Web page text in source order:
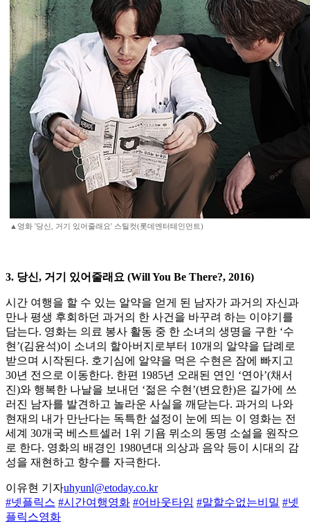
▲영화 '당신, 거기 있어줄래요' 스틸컷(롯데엔터테인먼트)
3. 당신, 거기 있어줄래요 (Will You Be There?, 2016)
시간 여행을 할 수 있는 알약을 얻게 된 남자가 과거의 자신과
만나 평생 후회하던 과거의 한 사건을 바꾸려 하는 이야기를
담는다. 영화는 의료 봉사 활동 중 한 소녀의 생명을 구한 ‘수
현’(김윤석)이 소녀의 할아버지로부터 10개의 알약을 답례로
받으며 시작된다. 호기심에 알약을 먹은 수현은 잠에 빠지고
30년 전으로 이동한다. 한편 1985년 오래된 연인 ‘연아’(채서
진)와 행복한 나날을 보내던 ‘젊은 수현’(변요한)은 길가에 쓰
러진 남자를 발견하고 놀라운 사실을 깨닫는다. 과거의 나와
현재의 내가 만난다는 독특한 설정이 눈에 띄는 이 영화는 전
세계 30개국 베스트셀러 1위 기욤 뮈소의 동명 소설을 원작으
로 한다. 영화의 배경인 1980년대 의상과 음악 등이 시대의 감
성을 재현하고 향수를 자극한다.
이유현 기자uhyunl@etoday.co.kr
#넷플릭스 #시간여행영화 #어바웃타임 #말할수없는비밀 #넷
플릭스영화